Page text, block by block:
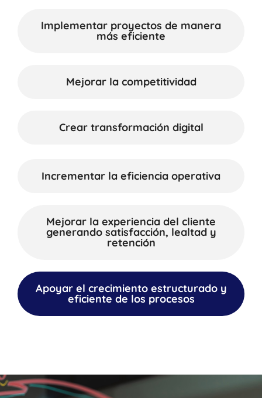
Implementar proyectos de manera
más eficiente
Mejorar la competitividad
Crear transformación digital
Incrementar la eficiencia operativa
Mejorar la experiencia del cliente
generando satisfacción, lealtad y
retención
Apoyar el crecimiento estructurado y
eficiente de los procesos